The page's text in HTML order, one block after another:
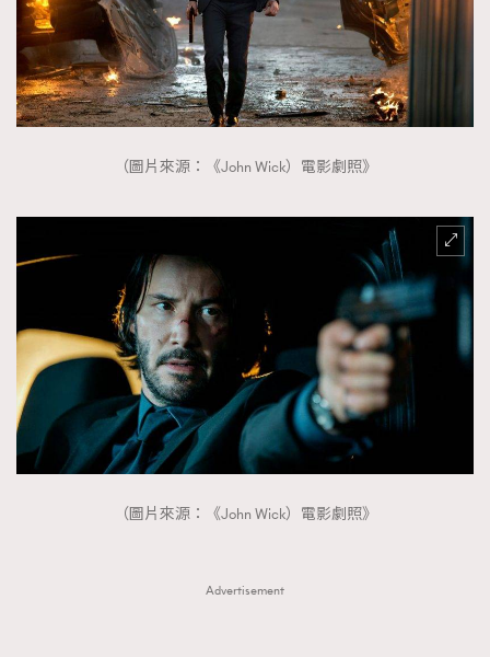
（圖片來源：《John Wick）電影劇照》
（圖片來源：《John Wick）電影劇照》
Advertisement